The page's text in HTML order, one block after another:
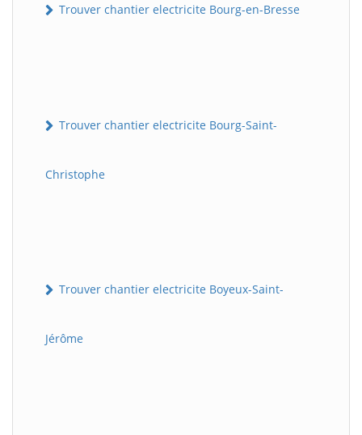
Trouver chantier electricite Bourg-en-Bresse
Trouver chantier electricite Bourg-Saint-
Christophe
Trouver chantier electricite Boyeux-Saint-
Jérôme